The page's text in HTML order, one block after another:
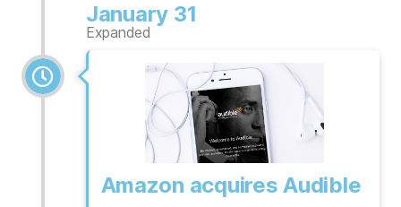
January 31
Expanded
Amazon acquires Audible